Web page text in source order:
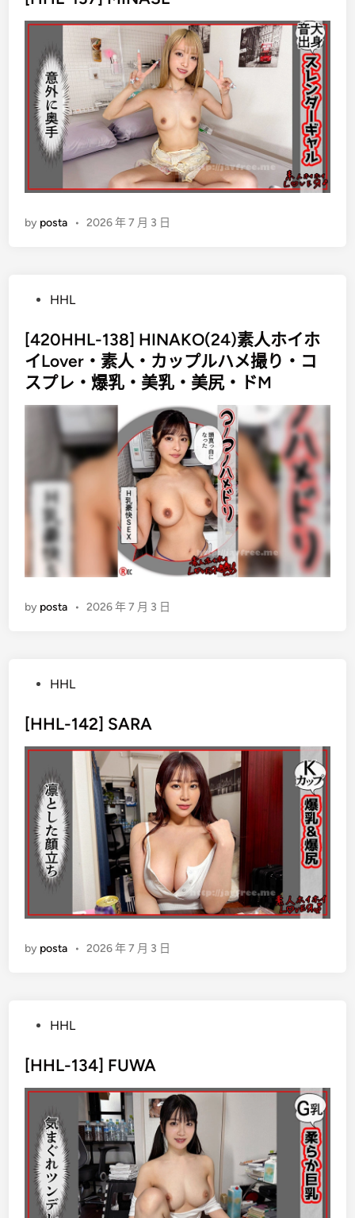
by posta • 2026 年 7 月 3 日
s
t
e
d
HHL
[420HHL-138] HINAKO(24)素人ホイホ
イLover・素人・カップルハメ撮り・コ
スプレ・爆乳・美乳・美尻・ドM
by posta • 2026 年 7 月 3 日
s
HHL
[HHL-142] SARA
by posta • 2026 年 7 月 3 日
s
HHL
[HHL-134] FUWA